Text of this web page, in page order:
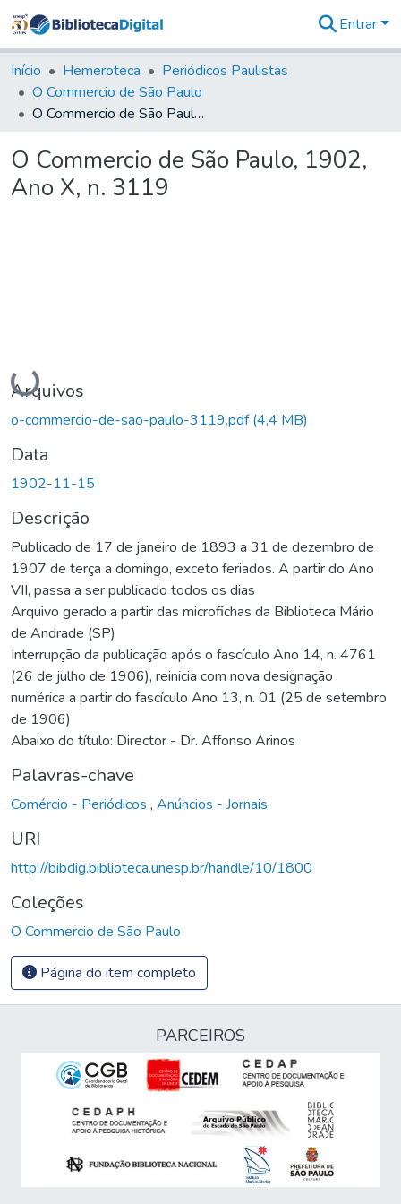
&
Coleções
Tudo na
Biblioteca
Estatísticas
Entrar
Início Hemeroteca
Periódicos Paulistas
O Commercio de São Paulo
O Commercio de São Paulo, 1902, Ano X, n. 3119
O Commercio de São Paulo, 1902,
Ano X, n. 3119
Carregando...
Arquivos
o-commercio-de-sao-paulo-3119.pdf(4,4 MB)
Data
1902-11-15
Descrição
Publicado de 17 de janeiro de 1893 a 31 de dezembro de
1907 de terça a domingo, exceto feriados. A partir do Ano
VII, passa a ser publicado todos os dias
Arquivo gerado a partir das microfichas da Biblioteca Mário
de Andrade (SP)
Interrupção da publicação após o fascículo Ano 14, n. 4761
(26 de julho de 1906), reinicia com nova designação
numérica a partir do fascículo Ano 13, n. 01 (25 de setembro
de 1906)
Abaixo do título: Director - Dr. Affonso Arinos
Palavras-chave
Comércio - Periódicos , Anúncios - Jornais
URI
http://bibdig.biblioteca.unesp.br/handle/10/1800
Coleções
O Commercio de São Paulo
Página do item completo
PARCEIROS